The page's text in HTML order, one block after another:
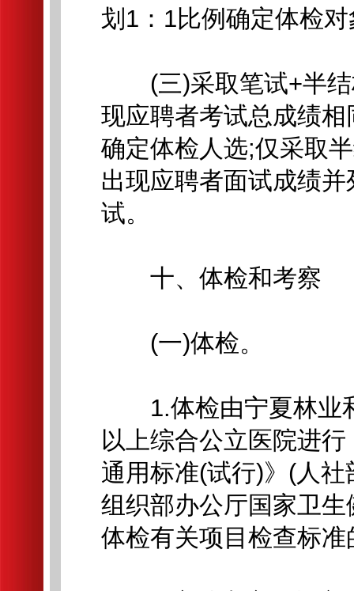
划1：1比例确定体检
(三)采取笔试+半结
现应聘者考试总成绩
确定体检人选;仅采取
出现应聘者面试成绩
试。
十、体检和考察
(一)体检。
1.体检由宁夏林业
以上综合公立医院进
通用标准(试行)》(人
组织部办公厅国家卫
体检有关项目检查标